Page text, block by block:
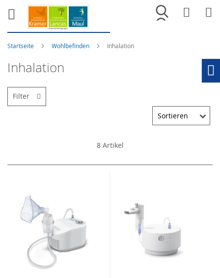
Merkliste
Startseite Wohlbefinden Inhalation
Inhalation
8Artikel
Filter